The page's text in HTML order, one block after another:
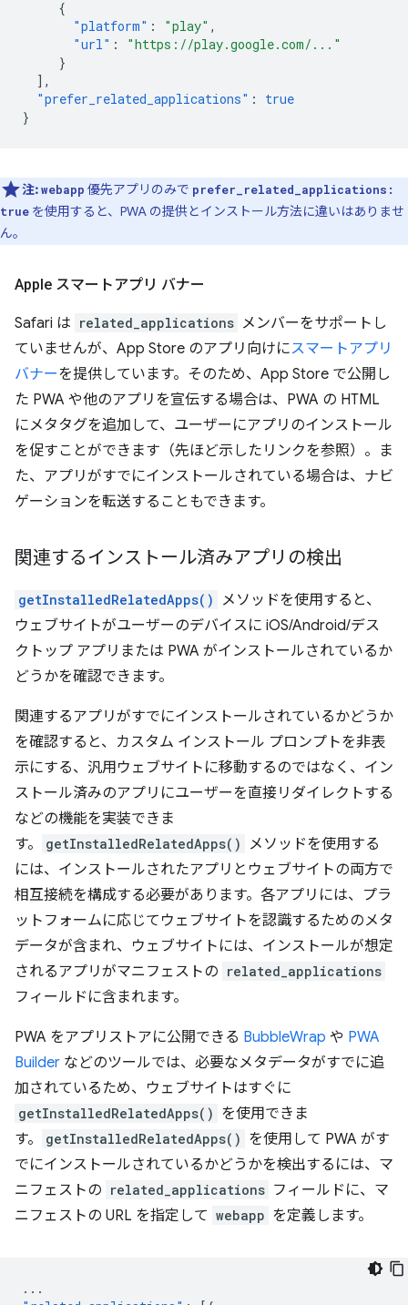
{
"platform" : "play" ,
"url" :
"https://play.google.com/..."
}
],
"prefer_related_applications" :
true
}
注:webapp 優先アプリのみで prefer_related_applications:
true を使用すると、PWA の提供とインストール方法に違いはありませ
ん。
Apple スマートアプリ バナー
Safari は related_applications メンバーをサポートし
ていませんが、App Store のアプリ向けにスマートアプリ
バナーを提供しています。そのため、App Store で公開し
た PWA や他のアプリを宣伝する場合は、PWA の HTML
にメタタグを追加して、ユーザーにアプリのインストール
を促すことができます（先ほど示したリンクを参照）。ま
た、アプリがすでにインストールされている場合は、ナビ
ゲーションを転送することもできます。
関連するインストール済みアプリの検出
getInstalledRelatedApps()
メソッドを使用すると、
ウェブサイトがユーザーのデバイスに iOS/Android/デス
クトップ アプリまたは PWA がインストールされているか
どうかを確認できます。
関連するアプリがすでにインストールされているかどうか
を確認すると、カスタム インストール プロンプトを非表
示にする、汎用ウェブサイトに移動するのではなく、イン
ストール済みのアプリにユーザーを直接リダイレクトする
などの機能を実装できま
す。
getInstalledRelatedApps()
メソッドを使用する
には、インストールされたアプリとウェブサイトの両方で
相互接続を構成する必要があります。各アプリには、プラ
ットフォームに応じてウェブサイトを認識するためのメタ
データが含まれ、ウェブサイトには、インストールが想定
されるアプリがマニフェストの related_applications
フィールドに含まれます。
PWA をアプリストアに公開できる BubbleWrap や PWA
Builder などのツールでは、必要なメタデータがすでに追
加されているため、ウェブサイトはすぐに
getInstalledRelatedApps() を使用できま
す。
getInstalledRelatedApps() を使用して PWA がす
でにインストールされているかどうかを検出するには、マ
ニフェストの related_applications フィールドに、マ
ニフェストの URL を指定して webapp を定義します。
...